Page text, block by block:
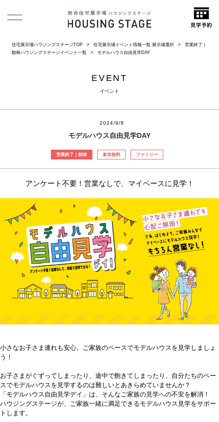
住宅展示場ハウジングステージTOP 住宅展示場イベント情報一覧 展示場選択
営業終了｜
館林ハウジングステージイベント一覧
モデルハウス自由見学DAY
EVENT
イベント
2024/9/8
モデルハウス自由見学DAY
営業終了｜館林 参加無料 ファミリー
アンケート不要！営業なしで、マイペースに見学！
小さなお子さま連れも安心。ご家族のペースでモデルハウスを見学しましょ
う！
お子さまがぐずってしまったり、途中で飽きてしまったり、自分たちのペー
スでモデルハウスを見学するのは難しいとあきらめていませんか？
「モデルハウス自由見学デイ」は、そんなご家族の見学への不安を解消！
ハウジングステージが、ご家族一緒に満足できるモデルハウス見学をサポー
トします。